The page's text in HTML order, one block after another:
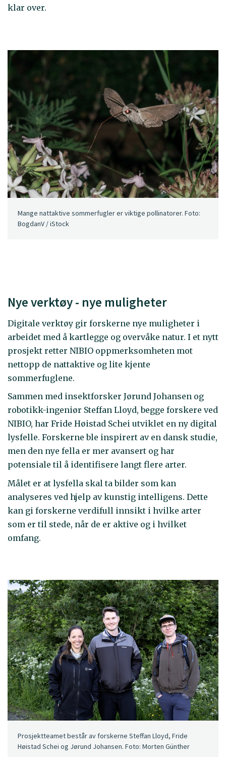
klar over.
Mange nattaktive sommerfugler er viktige pollinatorer. Foto:
BogdanV / iStock
Nye verktøy - nye muligheter
Digitale verktøy gir forskerne nye muligheter i
arbeidet med å kartlegge og overvåke natur. I et nytt
prosjekt retter NIBIO oppmerksomheten mot
nettopp de nattaktive og lite kjente
sommerfuglene.
Sammen med insektforsker Jørund Johansen og
robotikk-ingeniør Steffan Lloyd, begge forskere ved
NIBIO, har Fride Høistad Schei utviklet en ny digital
lysfelle. Forskerne ble inspirert av en dansk studie,
men den nye fella er mer avansert og har
potensiale til å identifisere langt flere arter.
Målet er at lysfella skal ta bilder som kan
analyseres ved hjelp av kunstig intelligens. Dette
kan gi forskerne verdifull innsikt i hvilke arter
som er til stede, når de er aktive og i hvilket
omfang.
Prosjektteamet består av forskerne Steffan Lloyd, Fride
Høistad Schei og Jørund Johansen. Foto: Morten Günther